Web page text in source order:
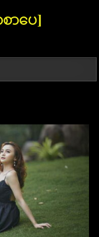
ာပေ]